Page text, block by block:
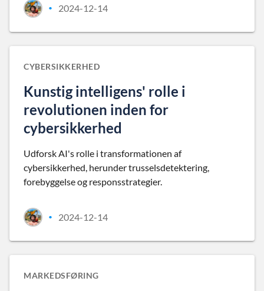
• 2024-12-14
CYBERSIKKERHED
Kunstig intelligens' rolle i
revolutionen inden for
cybersikkerhed
Udforsk AI's rolle i transformationen af
cybersikkerhed, herunder trusselsdetektering,
forebyggelse og responsstrategier.
• 2024-12-14
MARKEDSFØRING